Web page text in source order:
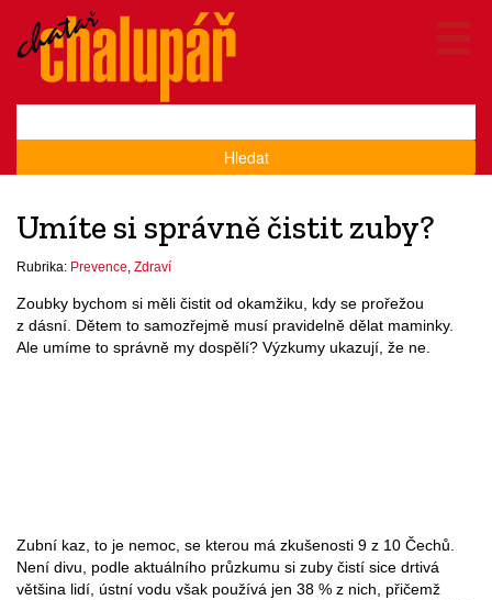
Hledat
Umíte si správně čistit zuby?
Rubrika: Prevence Zdraví
Zoubky bychom si měli čistit od okamžiku, kdy se prořežou
z dásní. Dětem to samozřejmě musí pravidelně dělat maminky.
Ale umíme to správně my dospělí? Výzkumy ukazují, že ne.
Zubní kaz, to je nemoc, se kterou má zkušenosti 9 z 10 Čechů.
Není divu, podle aktuálního průzkumu si zuby čistí sice drtivá
většina lidí, ústní vodu však používá jen 38 % z nich, přičemž